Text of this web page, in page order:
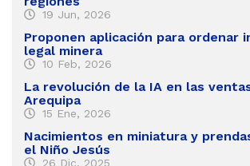
19 Jun, 2026
Proponen aplicación para ordenar
legal minera
10 Feb, 2026
La revolución de la IA en las
Arequipa
15 Ene, 2026
Nacimientos en miniatura y
el Niño Jesús
26 Dic, 2025